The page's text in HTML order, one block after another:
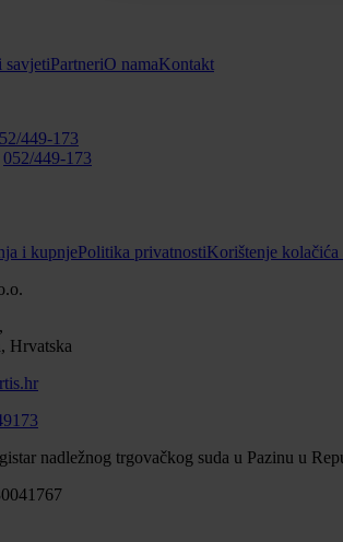
savjetiPartneriO namaKontakt
449-173
052/449-173
i kupnjePolitika privatnostiKorištenje kolačića
Hrvatska
nadležnog trgovačkog suda u Pazinu u